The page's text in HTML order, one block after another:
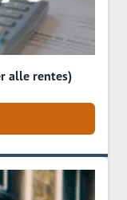
alle rentes)